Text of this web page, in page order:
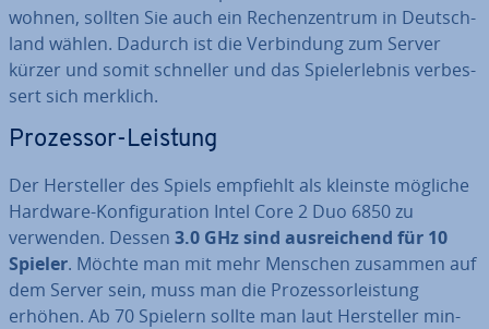
wohnen, sollten Sie auch ein Re­chen­zen­trum in Deutsch­
land wählen. Dadurch ist die Ver­bin­dung zum Server
kürzer und somit schneller und das Spiel­erleb­nis ver­bes­
sert sich merklich.
Prozessor-Leistung
Der Her­stel­ler des Spiels empfiehlt als kleinste mögliche
Hardware-Kon­fi­gu­ra­ti­on Intel Core 2 Duo 6850 zu
verwenden. Dessen 3.0 GHz sind aus­rei­chend für 10
Spieler. Möchte man mit mehr Menschen zusammen auf
dem Server sein, muss man die Pro­zes­sor­leis­tung
erhöhen. Ab 70 Spielern sollte man laut Her­stel­ler min­